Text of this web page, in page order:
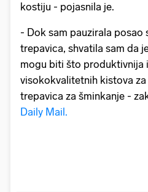
kostiju - pojasnila je.
- Dok sam pauzirala posao
trepavica, shvatila sam da
mogu biti što produktivnija
visokokvalitetnih kistova za
trepavica za šminkanje -
Daily Mail.